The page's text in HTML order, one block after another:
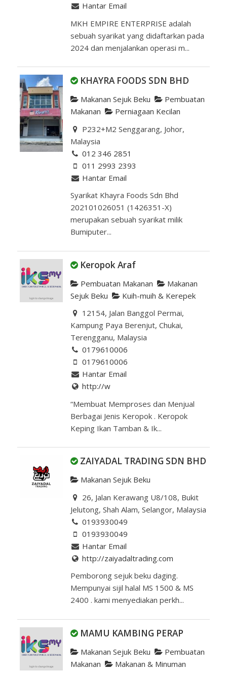
Hantar Email
MKH EMPIRE ENTERPRISE adalah
sebuah syarikat yang didaftarkan pada
2024 dan menjalankan operasi m...
KHAYRA FOODS SDN BHD
Makanan Sejuk Beku
Pembuatan
Makanan
Perniagaan Kecilan
P232+M2 Senggarang, Johor,
Malaysia
012 346 2851
011 2993 2393
Hantar Email
Syarikat Khayra Foods Sdn Bhd
202101026051 (1426351-X)
merupakan sebuah syarikat milik
Bumiputer...
Keropok Araf
Pembuatan Makanan
Makanan
Sejuk Beku
Kuih-muih & Kerepek
12154, Jalan Banggol Permai,
Kampung Paya Berenjut, Chukai,
Terengganu, Malaysia
0179610006
0179610006
Hantar Email
http://w
“Membuat Memproses dan Menjual
Berbagai Jenis Keropok . Keropok
Keping Ikan Tamban & Ik...
ZAIYADAL TRADING SDN BHD
Makanan Sejuk Beku
26, Jalan Kerawang U8/108, Bukit
Jelutong, Shah Alam, Selangor, Malaysia
0193930049
0193930049
Hantar Email
http://zaiyadaltrading.com
Pemborong sejuk beku daging.
Mempunyai sijil halal MS 1500 & MS
2400 . kami menyediakan perkh...
MAMU KAMBING PERAP
Makanan Sejuk Beku
Pembuatan
Makanan
Makanan & Minuman